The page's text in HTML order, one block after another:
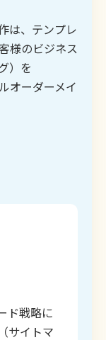
は、テンプレ
様のビジネス
）を
オーダーメイ
ド戦略に
サイトマ